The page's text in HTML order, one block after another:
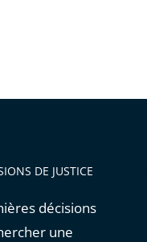
DE JUSTICE
décisions
une